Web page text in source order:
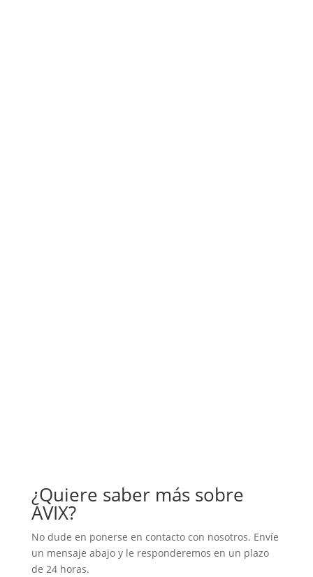
¿Quiere saber más sobre
AVIX?
No dude en ponerse en contacto con nosotros. Envíe
un mensaje abajo y le responderemos en un plazo
de 24 horas.